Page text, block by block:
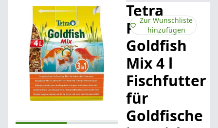
Tetra
Pond
Goldfish
Mix 4 l
Fischfutter
für
Goldfische
Zur Wunschliste
hinzufügen